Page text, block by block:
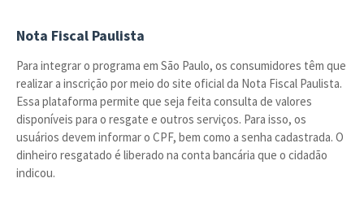
Nota Fiscal Paulista
Para integrar o programa em São Paulo, os consumidores têm que
realizar a inscrição por meio do site oficial da Nota Fiscal Paulista.
Essa plataforma permite que seja feita consulta de valores
disponíveis para o resgate e outros serviços. Para isso, os
usuários devem informar o CPF, bem como a senha cadastrada. O
dinheiro resgatado é liberado na conta bancária que o cidadão
indicou.